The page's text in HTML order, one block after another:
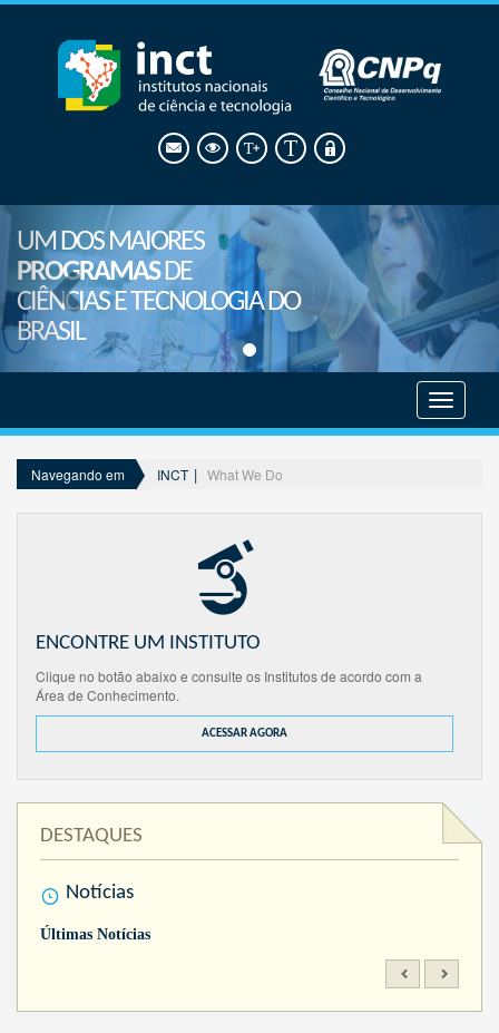
UM DOS MAIORES
PROGRAMASDE
CIÊNCIAS E TECNOLOGIA DO
BRASIL
menu
Navegando em INCT What We Do
ENCONTRE UM INSTITUTO
Clique no botão abaixo e consulte os Institutos de acordo com a
Área de Conhecimento.
ACESSAR AGORA
DESTAQUES
Notícias
Últimas Notícias